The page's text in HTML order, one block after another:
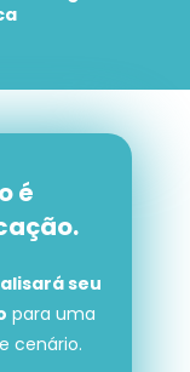
é
seu
para uma
cenário.